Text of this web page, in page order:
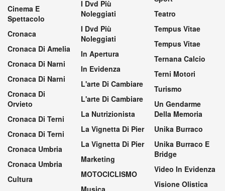
Cinema E
Spettacolo
Cronaca
Cronaca Di Amelia
Cronaca Di Narni
Cronaca Di Narni
Cronaca Di
Orvieto
Cronaca Di Terni
Cronaca Di Terni
Cronaca Umbria
Cronaca Umbria
Cultura
I Dvd Più
Noleggiati
I Dvd Più
Noleggiati
In Apertura
In Evidenza
L'arte Di Cambiare
L'arte Di Cambiare
La Nutrizionista
La Vignetta Di Pier
La Vignetta Di Pier
Marketing
MOTOCICLISMO
Musica
Teatro
Tempus Vitae
Tempus Vitae
Ternana Calcio
Terni Motori
Turismo
Un Gendarme
Della Memoria
Unika Burraco
Unika Burraco E
Bridge
Video In Evidenza
Visione Olistica